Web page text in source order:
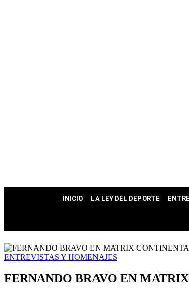
INICIO LA LEY DEL DEPORTE
ENTREVISTAS Y HOMENAJES
FERNANDO BRAVO EN